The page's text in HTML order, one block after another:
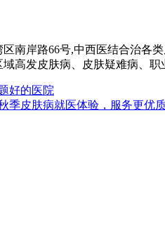
南岸路66号,中西医结合治各
高发皮肤病、皮肤疑难病、职
好的医院
季皮肤病就医体验，服务更优